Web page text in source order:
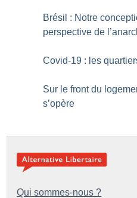
Brésil : Notre
perspective de
Covid-19 : les
Sur le front du
s’opère
Qui sommes-nous ?